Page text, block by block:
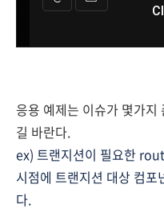
응용 예제는 이슈가 몇가지
길 바란다.
ex) 트랜지션이 필요한
시점에 트랜지션 대상 컴포
다.